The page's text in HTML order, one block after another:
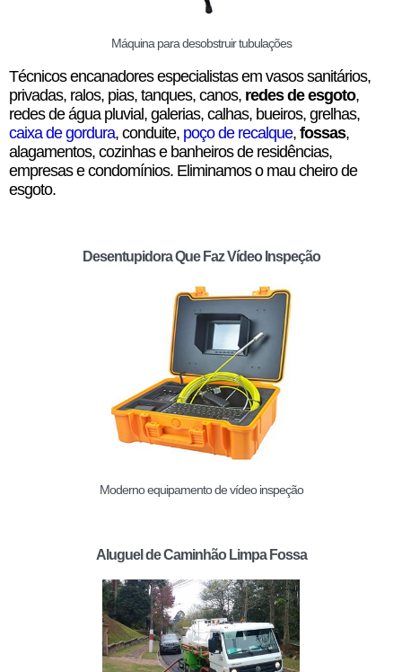
Máquina para desobstruir tubulações
Técnicos encanadores especialistas em vasos sanitários,
privadas, ralos, pias, tanques, canos, redes de esgoto,
redes de água pluvial, galerias, calhas, bueiros, grelhas,
caixa de gordura, conduite, poço de recalque, fossas,
alagamentos, cozinhas e banheiros de residências,
empresas e condomínios. Eliminamos o mau cheiro de
esgoto.
Desentupidora Que Faz Vídeo Inspeção
Moderno equipamento de vídeo inspeção
Aluguel de Caminhão Limpa Fossa